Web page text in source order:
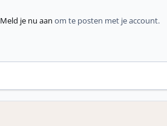
Meld je nu aan om te posten met je account.